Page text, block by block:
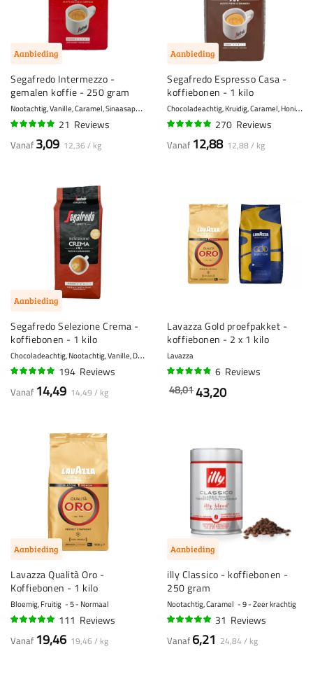
Aanbieding
Segafredo Intermezzo -
gemalen koffie - 250 gram
N
ootachtig, Vanille, Caramel, Sinaasappel 8 - Krachtig
21 Reviews
Vanaf 3,09 12,36 / kg
Aanbieding
Segafredo Espresso Casa -
koffiebonen - 1 kilo
C
hocoladeachtig, Kruidig, Caramel, Honing, Amandelen
270 Reviews
Vanaf 12,88 12,88 / kg
Aanbieding
Segafredo Selezione Crema -
koffiebonen - 1 kilo
C
hocoladeachtig, Nootachtig, Vanille, Drop 6 - Normaal
194 Reviews
Vanaf 14,49 14,49 / kg
Lavazza Gold proefpakket -
koffiebonen - 2 x 1 kilo
Lavazza
6 Reviews
43,20
48,01
Aanbieding
Lavazza Qualità Oro -
Koffiebonen - 1 kilo
Bloemig, Fruitig 5 - Normaal
111 Reviews
Vanaf 19,46 19,46 / kg
Aanbieding
illy Classico - koffiebonen -
250 gram
Nootachtig, Caramel 9 - Zeer krachtig
31 Reviews
Vanaf 6,21 24,84 / kg